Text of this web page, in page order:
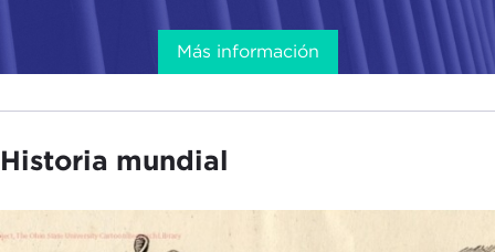
Más información
Historia mundial